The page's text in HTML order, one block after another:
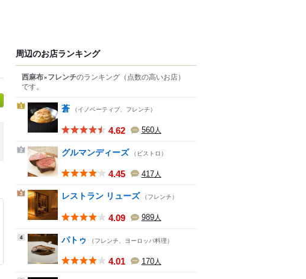
周辺のお店ランキング
西麻布×フレンチのランキング （点数の高いお店）
です。
1 蒼 （イノベーティブ、フレンチ）
4.62 560人
2 グルマンディーズ （ビストロ）
4.45 417人
3 レストラン リューズ （フレンチ）
4.09 989人
4 パトゥ （フレンチ、ヨーロッパ料理）
4.01 170人